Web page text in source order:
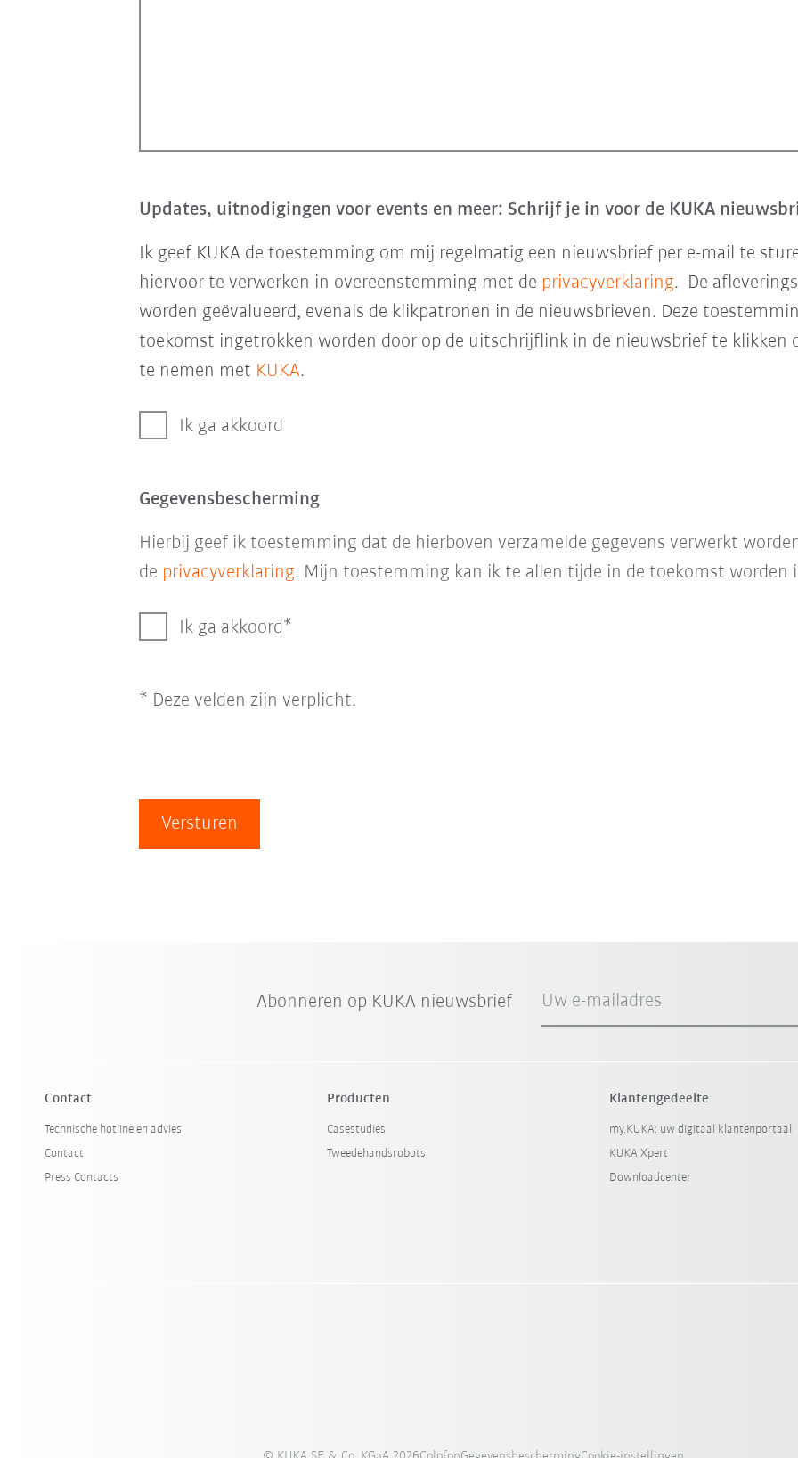
Updates, uitnodigingen voor events en meer: Schrijf je in voor de KUKA
Ik geef KUKA de toestemming om mij regelmatig een nieuwsbrief per e-mail te
hiervoor te verwerken in overeenstemming met de privacyverklaring. De
worden geëvalueerd, evenals de klikpatronen in de nieuwsbrieven. Deze
toekomst ingetrokken worden door op de uitschrijflink in de nieuwsbrief te klikken
te nemen met KUKA.
Ik ga akkoord
Gegevensbescherming
Hierbij geef ik toestemming dat de hierboven verzamelde gegevens verwerkt
de privacyverklaring. Mijn toestemming kan ik te allen tijde in de toekomst worden
Ik ga akkoord
* Deze velden zijn verplicht.
Versturen
Abonneren op KUKA nieuwsbrief Uw e-mailadres
Contact
Technische hotline en advies
Contact
Press Contacts
Producten
Casestudies
Tweedehandsrobots
Klantengedeelte
my.KUKA: uw digitaal klantenportaal
KUKA Xpert
Downloadcenter